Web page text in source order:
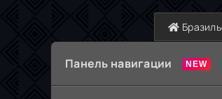
Панель навигации